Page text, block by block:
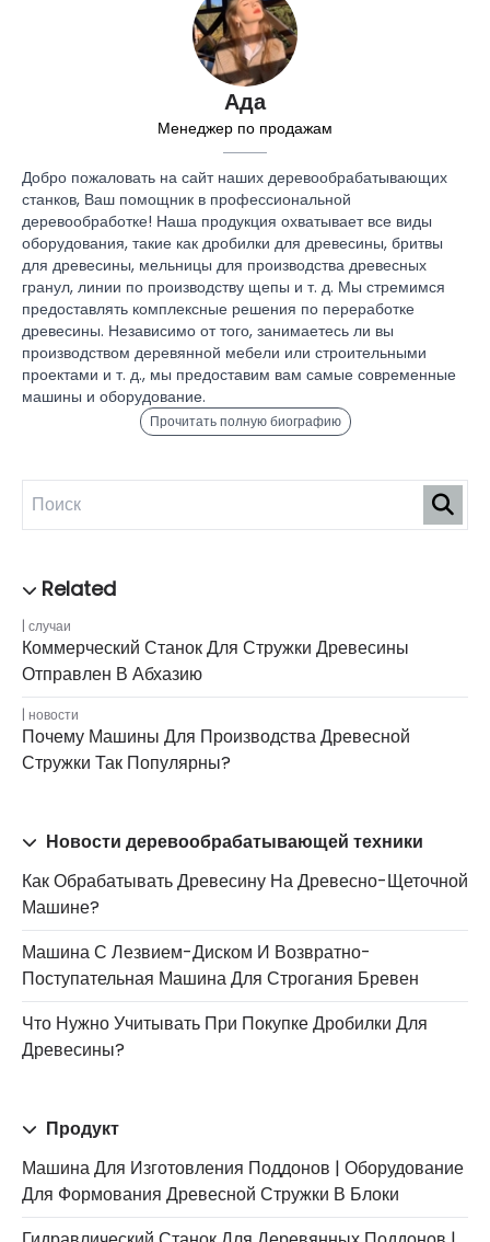
Ада
Менеджер по продажам
Добро пожаловать на сайт наших деревообрабатывающих
станков, Ваш помощник в профессиональной
деревообработке! Наша продукция охватывает все виды
оборудования, такие как дробилки для древесины, бритвы
для древесины, мельницы для производства древесных
гранул, линии по производству щепы и т. д. Мы стремимся
предоставлять комплексные решения по переработке
древесины. Независимо от того, занимаетесь ли вы
производством деревянной мебели или строительными
проектами и т. д., мы предоставим вам самые современные
машины и оборудование.
Прочитать полную биографию
случаи
Коммерческий Станок Для Стружки Древесины
Отправлен В Абхазию
новости
Почему Машины Для Производства Древесной
Стружки Так Популярны?
Новости деревообрабатывающей техники
Как Обрабатывать Древесину На Древесно-Щеточной
Машине?
Машина С Лезвием-Диском И Возвратно-
Поступательная Машина Для Строгания Бревен
Что Нужно Учитывать При Покупке Дробилки Для
Древесины?
Продукт
Машина Для Изготовления Поддонов | Оборудование
Для Формования Древесной Стружки В Блоки